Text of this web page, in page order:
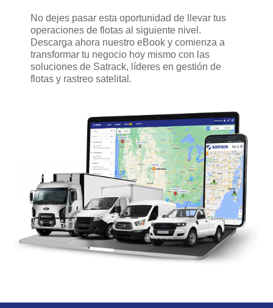
No dejes pasar esta oportunidad de llevar tus
operaciones de flotas al siguiente nivel.
Descarga ahora nuestro eBook y comienza a
transformar tu negocio hoy mismo con las
soluciones de Satrack, líderes en gestión de
flotas y rastreo satelital.